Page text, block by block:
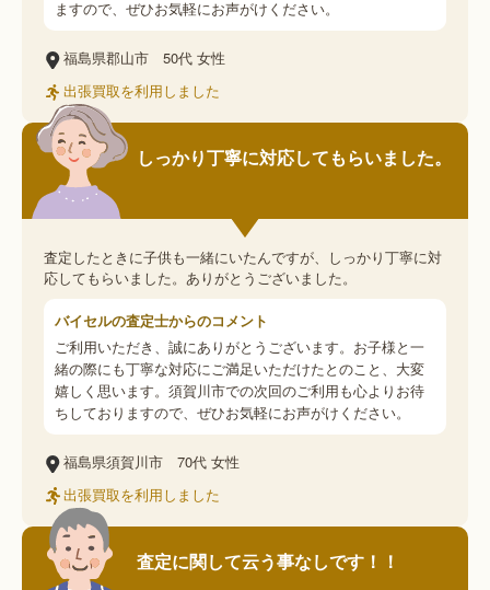
ますので、ぜひお気軽にお声がけください。
福島県郡山市 50代 女性
出張買取を利用しました
しっかり丁寧に対応してもらいました。
査定したときに子供も一緒にいたんですが、しっかり丁寧に対
応してもらいました。ありがとうございました。
バイセルの査定士からのコメント
ご利用いただき、誠にありがとうございます。お子様と一
緒の際にも丁寧な対応にご満足いただけたとのこと、大変
嬉しく思います。須賀川市での次回のご利用も心よりお待
ちしておりますので、ぜひお気軽にお声がけください。
福島県須賀川市 70代 女性
出張買取を利用しました
査定に関して云う事なしです！！